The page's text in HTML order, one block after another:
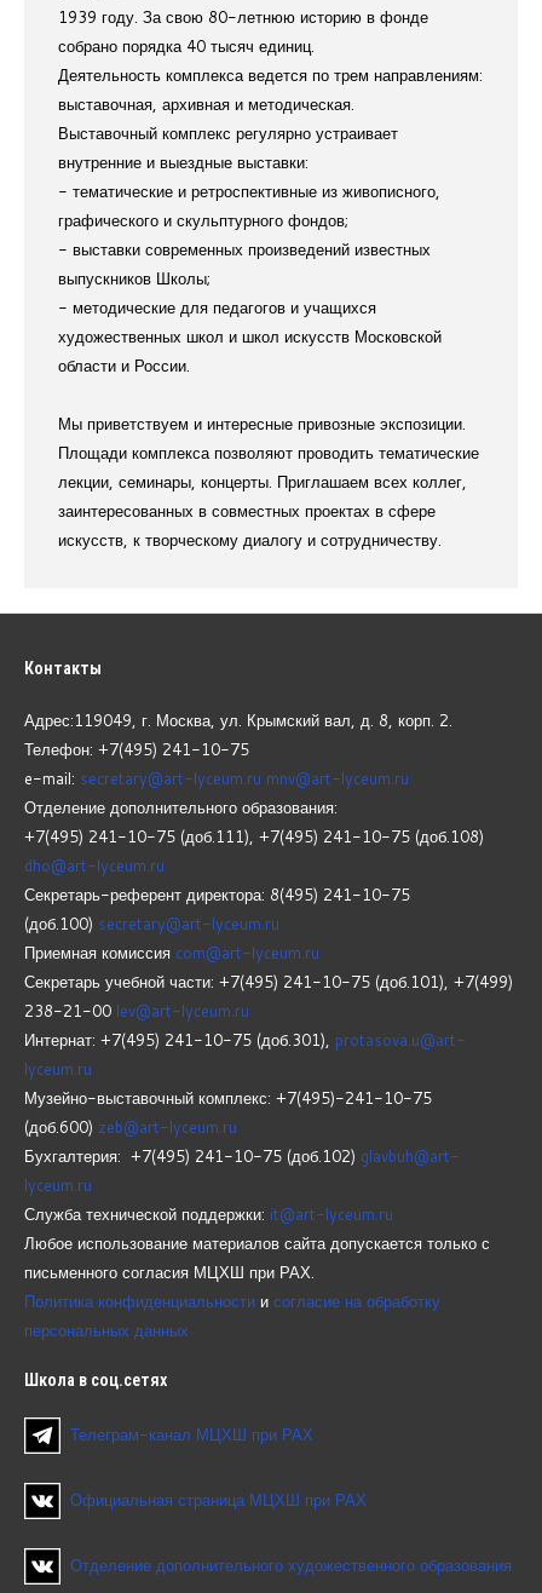
1939 году. За свою 80-летнюю историю в фонде
собрано порядка 40 тысяч единиц.
Деятельность комплекса ведется по трем направлениям:
выставочная, архивная и методическая.
Выставочный комплекс регулярно устраивает
внутренние и выездные выставки:
- тематические и ретроспективные из живописного,
графического и скульптурного фондов;
- выставки современных произведений известных
выпускников Школы;
- методические для педагогов и учащихся
художественных школ и школ искусств Московской
области и России.
Мы приветствуем и интересные привозные экспозиции.
Площади комплекса позволяют проводить тематические
лекции, семинары, концерты. Приглашаем всех коллег,
заинтересованных в совместных проектах в сфере
искусств, к творческому диалогу и сотрудничеству.
Контакты
Адрес:119049, г. Москва, ул. Крымский вал, д. 8, корп. 2.
Телефон: +7(495) 241-10-75
e-mail: secretary@art-lyceum.ru mnv@art-lyceum.ru
Отделение дополнительного образования:
+7(495) 241-10-75 (доб.111), +7(495) 241-10-75 (доб.108)
dho@art-lyceum.ru
Секретарь-референт директора: 8(495) 241-10-75
(доб.100) secretary@art-lyceum.ru
Приемная комиссия com@art-lyceum.ru
Секретарь учебной части: +7(495) 241-10-75 (доб.101), +7(499)
238-21-00 lev@art-lyceum.ru
Интернат: +7(495) 241-10-75 (доб.301), protasova.u@art-
lyceum.ru
Музейно-выставочный комплекс: +7(495)-241-10-75
(доб.600) zeb@art-lyceum.ru
Бухгалтерия: +7(495) 241-10-75 (доб.102) glavbuh@art-
lyceum.ru
Служба технической поддержки: it@art-lyceum.ru
Любое использование материалов сайта допускается только с
письменного согласия МЦХШ при РАХ.
Политика конфиденциальности и согласие на обработку
персональных данных
Школа в соц.сетях
Телеграм-канал МЦХШ при РАХ
Официальная страница МЦХШ при РАХ
Отделение дополнительного художественного образования